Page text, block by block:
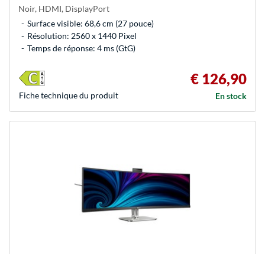
Noir, HDMI, DisplayPort
Surface visible: 68,6 cm (27 pouce)
Résolution: 2560 x 1440 Pixel
Temps de réponse: 4 ms (GtG)
€ 126,90
En stock
Fiche technique du produit